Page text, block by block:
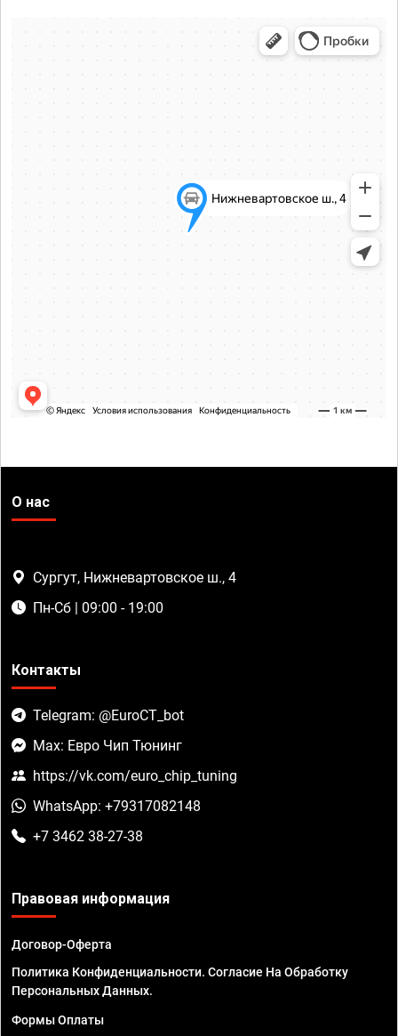
О нас
Сургут, Нижневартовское ш., 4
Пн-Сб | 09:00 - 19:00
Контакты
Telegram: @EuroCT_bot
Max: Евро Чип Тюнинг
https://vk.com/euro_chip_tuning
WhatsApp: +79317082148
+7 3462 38-27-38
Правовая информация
Договор-Оферта
Политика Конфиденциальности. Согласие На Обработку
Персональных Данных.
Формы Оплаты